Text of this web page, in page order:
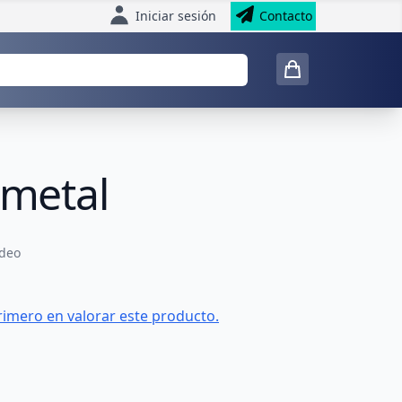
Iniciar sesión Contacto
en valorar este producto.